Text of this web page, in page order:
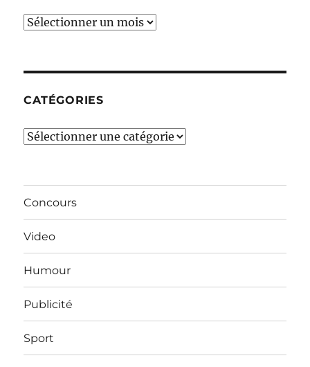
Ces
CATÉGORIES
Catégories
Concours
Video
Humour
Publicité
Sport